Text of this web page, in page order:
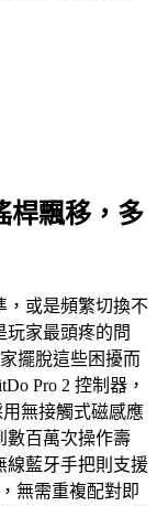
桿飄移，多
，或是頻繁切換不
玩家最頭疼的問
擺脫這些困擾而
Pro 2 控制器，
無接觸式磁感應
數百萬次操作壽
線藍牙手把則支援
無需重複配對即